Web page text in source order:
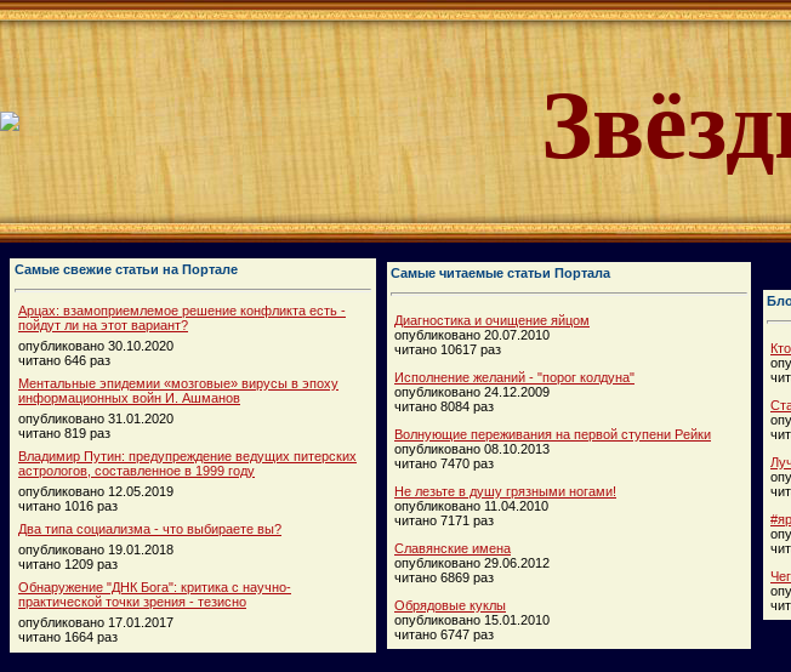
Самые свежие статьи на Портале
Арцах: взамоприемлемое решение конфликта есть -
пойдут ли на этот вариант?
опубликовано 30.10.2020
читано 646 раз
Ментальные эпидемии «мозговые» вирусы в эпоху
информационных войн И. Ашманов
опубликовано 31.01.2020
читано 819 раз
Владимир Путин: предупреждение ведущих питерских
астрологов, составленное в 1999 году
опубликовано 12.05.2019
читано 1016 раз
Два типа социализма - что выбираете вы?
опубликовано 19.01.2018
читано 1209 раз
Обнаружение "ДНК Бога": критика с научно-
практической точки зрения - тезисно
опубликовано 17.01.2017
читано 1664 раз
Самые читаемые статьи Портала
Диагностика и очищение яйцом
опубликовано 20.07.2010
читано 10617 раз
Исполнение желаний - "порог колдуна"
опубликовано 24.12.2009
читано 8084 раз
Волнующие переживания на первой ступени Рейки
опубликовано 08.10.2013
читано 7470 раз
Не лезьте в душу грязными ногами!
опубликовано 11.04.2010
читано 7171 раз
Славянские имена
опубликовано 29.06.2012
читано 6869 раз
Обрядовые куклы
опубликовано 15.01.2010
читано 6747 раз